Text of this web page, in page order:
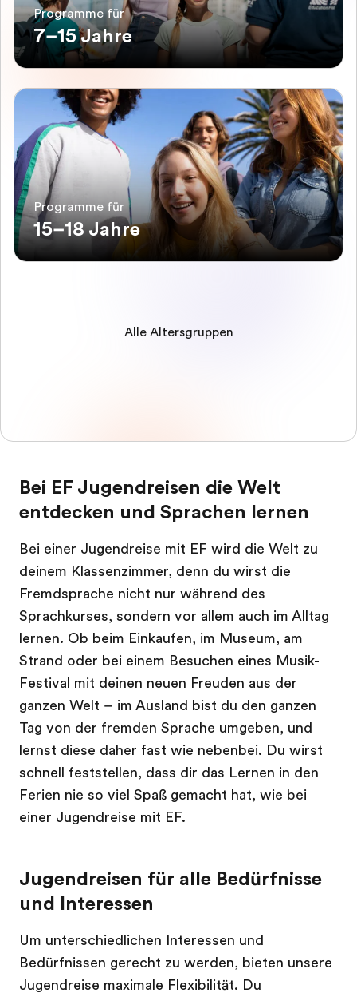
Programme für
7–15 Jahre
Programme für
15–18 Jahre
Alle Altersgruppen
Bei EF Jugendreisen die Welt
entdecken und Sprachen lernen
Bei einer Jugendreise mit EF wird die Welt zu
deinem Klassenzimmer, denn du wirst die
Fremdsprache nicht nur während des
Sprachkurses, sondern vor allem auch im Alltag
lernen. Ob beim Einkaufen, im Museum, am
Strand oder bei einem Besuchen eines Musik-
Festival mit deinen neuen Freuden aus der
ganzen Welt – im Ausland bist du den ganzen
Tag von der fremden Sprache umgeben, und
lernst diese daher fast wie nebenbei. Du wirst
schnell feststellen, dass dir das Lernen in den
Ferien nie so viel Spaß gemacht hat, wie bei
einer Jugendreise mit EF.
Jugendreisen für alle Bedürfnisse
und Interessen
Um unterschiedlichen Interessen und
Bedürfnissen gerecht zu werden, bieten unsere
Jugendreise maximale Flexibilität. Du